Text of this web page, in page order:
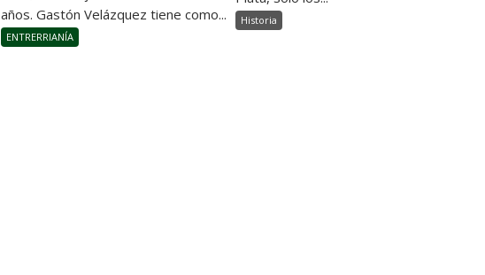
años. Gastón Velázquez tiene como...
ENTRERRIANÍA
Historia